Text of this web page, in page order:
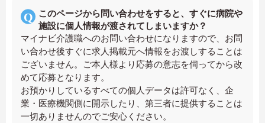
このページから問い合わせをすると、すぐに病院や
施設に個人情報が渡されてしまいますか？
マイナビ介護職へのお問い合わせになりますので、お問
い合わせ後すぐに求人掲載元へ情報をお渡しすることは
ございません。ご本人様より応募の意志を伺ってから改
めて応募となります。
お預かりしているすべての個人データは許可なく、企
業・医療機関側に開示したり、第三者に提供することは
一切ありませんのでご安心ください。